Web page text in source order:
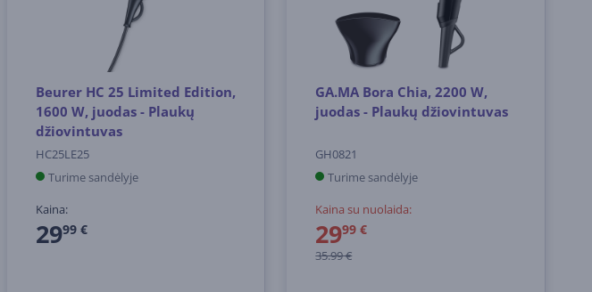
Beurer HC 25 Limited Edition,
1600 W, juodas - Plaukų
džiovintuvas
HC25LE25
Turime sandėlyje
Kaina:
2999 €
GA.MA Bora Chia, 2200 W,
juodas - Plaukų džiovintuvas
GH0821
Turime sandėlyje
Kaina su nuolaida:
2999 €
35.99 €